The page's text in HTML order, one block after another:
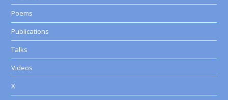
Poems
Publications
Talks
Videos
X